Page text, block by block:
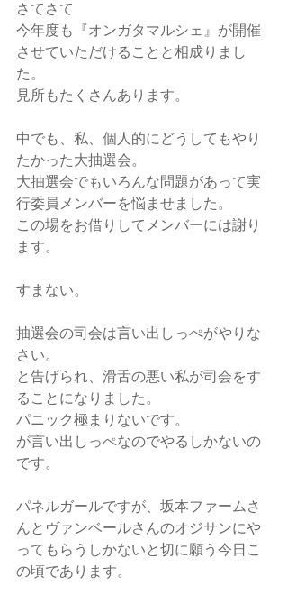
さてさて
今年度も『オンガタマルシェ』が開催
させていただけることと相成りまし
た。
見所もたくさんあります。
中でも、私、個人的にどうしてもやり
たかった大抽選会。
大抽選会でもいろんな問題があって実
行委員メンバーを悩ませました。
この場をお借りしてメンバーには謝り
ます。
すまない。
抽選会の司会は言い出しっぺがやりな
さい。
と告げられ、滑舌の悪い私が司会をす
ることになりました。
パニック極まりないです。
が言い出しっぺなのでやるしかないの
です。
パネルガールですが、坂本ファームさ
んとヴァンベールさんのオジサンにや
ってもらうしかないと切に願う今日こ
の頃であります。